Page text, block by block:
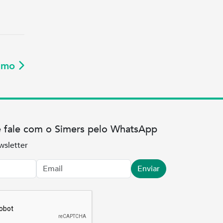
fale com o Simers pelo WhatsApp
Enviar